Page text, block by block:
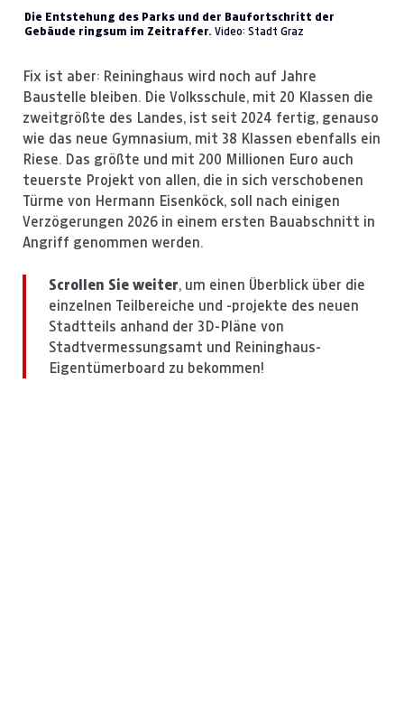
Die Entstehung des Parks und der Baufortschritt der
Gebäude ringsum im Zeitraffer. Video: Stadt Graz
Fix ist aber: Reininghaus wird noch auf Jahre
Baustelle bleiben. Die Volksschule, mit 20 Klassen die
zweitgrößte des Landes, ist seit 2024 fertig, genauso
wie das neue Gymnasium, mit 38 Klassen ebenfalls ein
Riese. Das größte und mit 200 Millionen Euro auch
teuerste Projekt von allen, die in sich verschobenen
Türme von Hermann Eisenköck, soll nach einigen
Verzögerungen 2026 in einem ersten Bauabschnitt in
Angriff genommen werden.
Scrollen Sie weiter, um einen Überblick über die
einzelnen Teilbereiche und -projekte des neuen
Stadtteils anhand der 3D-Pläne von
Stadtvermessungsamt und Reininghaus-
Eigentümerboard zu bekommen!